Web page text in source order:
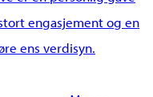
engasjement og en
ens verdisyn.